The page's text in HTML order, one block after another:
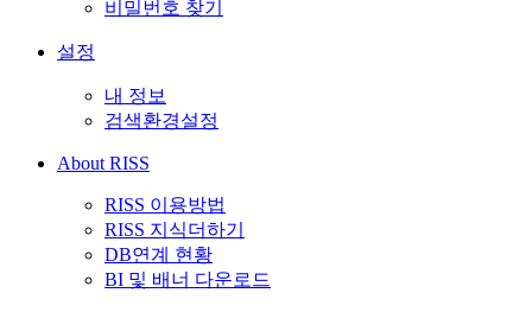
비밀번호 찾기
설정
내 정보
검색환경설정
About RISS
RISS 이용방법
RISS 지식더하기
DB연계 현황
BI 및 배너 다운로드